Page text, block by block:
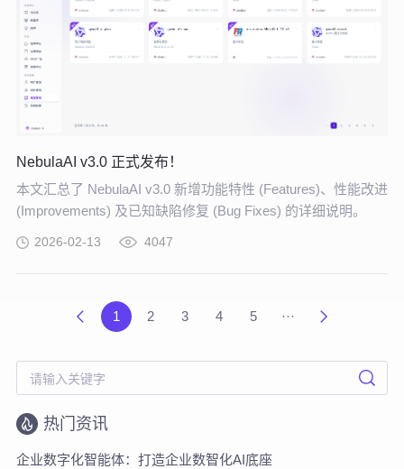
NebulaAI v3.0 正式发布！
本文汇总了 NebulaAI v3.0 新增功能特性 (Features)、性能改进
(Improvements) 及已知缺陷修复 (Bug Fixes) 的详细说明。
2026-02-13 4047
1 2 3 4 5 ···
热门资讯
企业数字化智能体：打造企业数智化AI底座